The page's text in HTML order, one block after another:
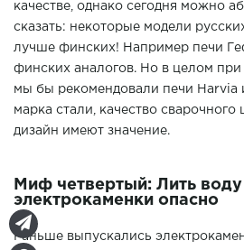
качестве, однако сегодня можно
сказать: некоторые модели
лучше финских! Например печи
финских аналогов. Но в целом
мы бы рекомендовали печи Harvia
марка стали, качество
дизайн имеют значение.
Миф четвертый: Лить воду
электрокаменки опасно
Раньше выпускались